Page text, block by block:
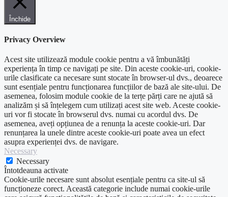
Închide
Privacy Overview
Acest site utilizează module cookie pentru a vă îmbunătăți
experiența în timp ce navigați pe site. Din aceste cookie-uri, cookie-
urile clasificate ca necesare sunt stocate în browser-ul dvs., deoarece
sunt esențiale pentru funcționarea funcțiilor de bază ale site-ului. De
asemenea, folosim module cookie de la terțe părți care ne ajută să
analizăm și să înțelegem cum utilizați acest site web. Aceste cookie-
uri vor fi stocate în browserul dvs. numai cu acordul dvs. De
asemenea, aveți opțiunea de a renunța la aceste cookie-uri. Dar
renunțarea la unele dintre aceste cookie-uri poate avea un efect
asupra experienței dvs. de navigare.
Necessary
Necessary
Întotdeauna activate
Cookie-urile necesare sunt absolut esențiale pentru ca site-ul să
funcționeze corect. Această categorie include numai cookie-urile